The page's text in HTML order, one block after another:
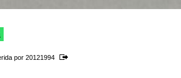
por 20121994